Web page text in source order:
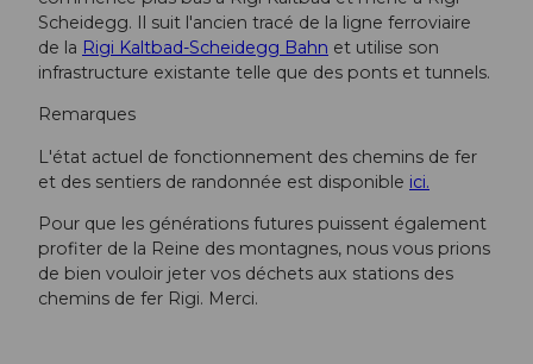
Scheidegg. Il suit l'ancien tracé de la ligne ferroviaire
de la Rigi Kaltbad-Scheidegg Bahn et utilise son
infrastructure existante telle que des ponts et tunnels.
Remarques
L'état actuel de fonctionnement des chemins de fer
et des sentiers de randonnée est disponible ici.
Pour que les générations futures puissent également
profiter de la Reine des montagnes, nous vous prions
de bien vouloir jeter vos déchets aux stations des
chemins de fer Rigi. Merci.